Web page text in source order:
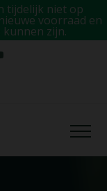
tijdelijk niet op
voorraad en
zijn.